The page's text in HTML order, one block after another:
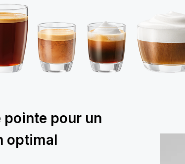
pointe pour un
optimal